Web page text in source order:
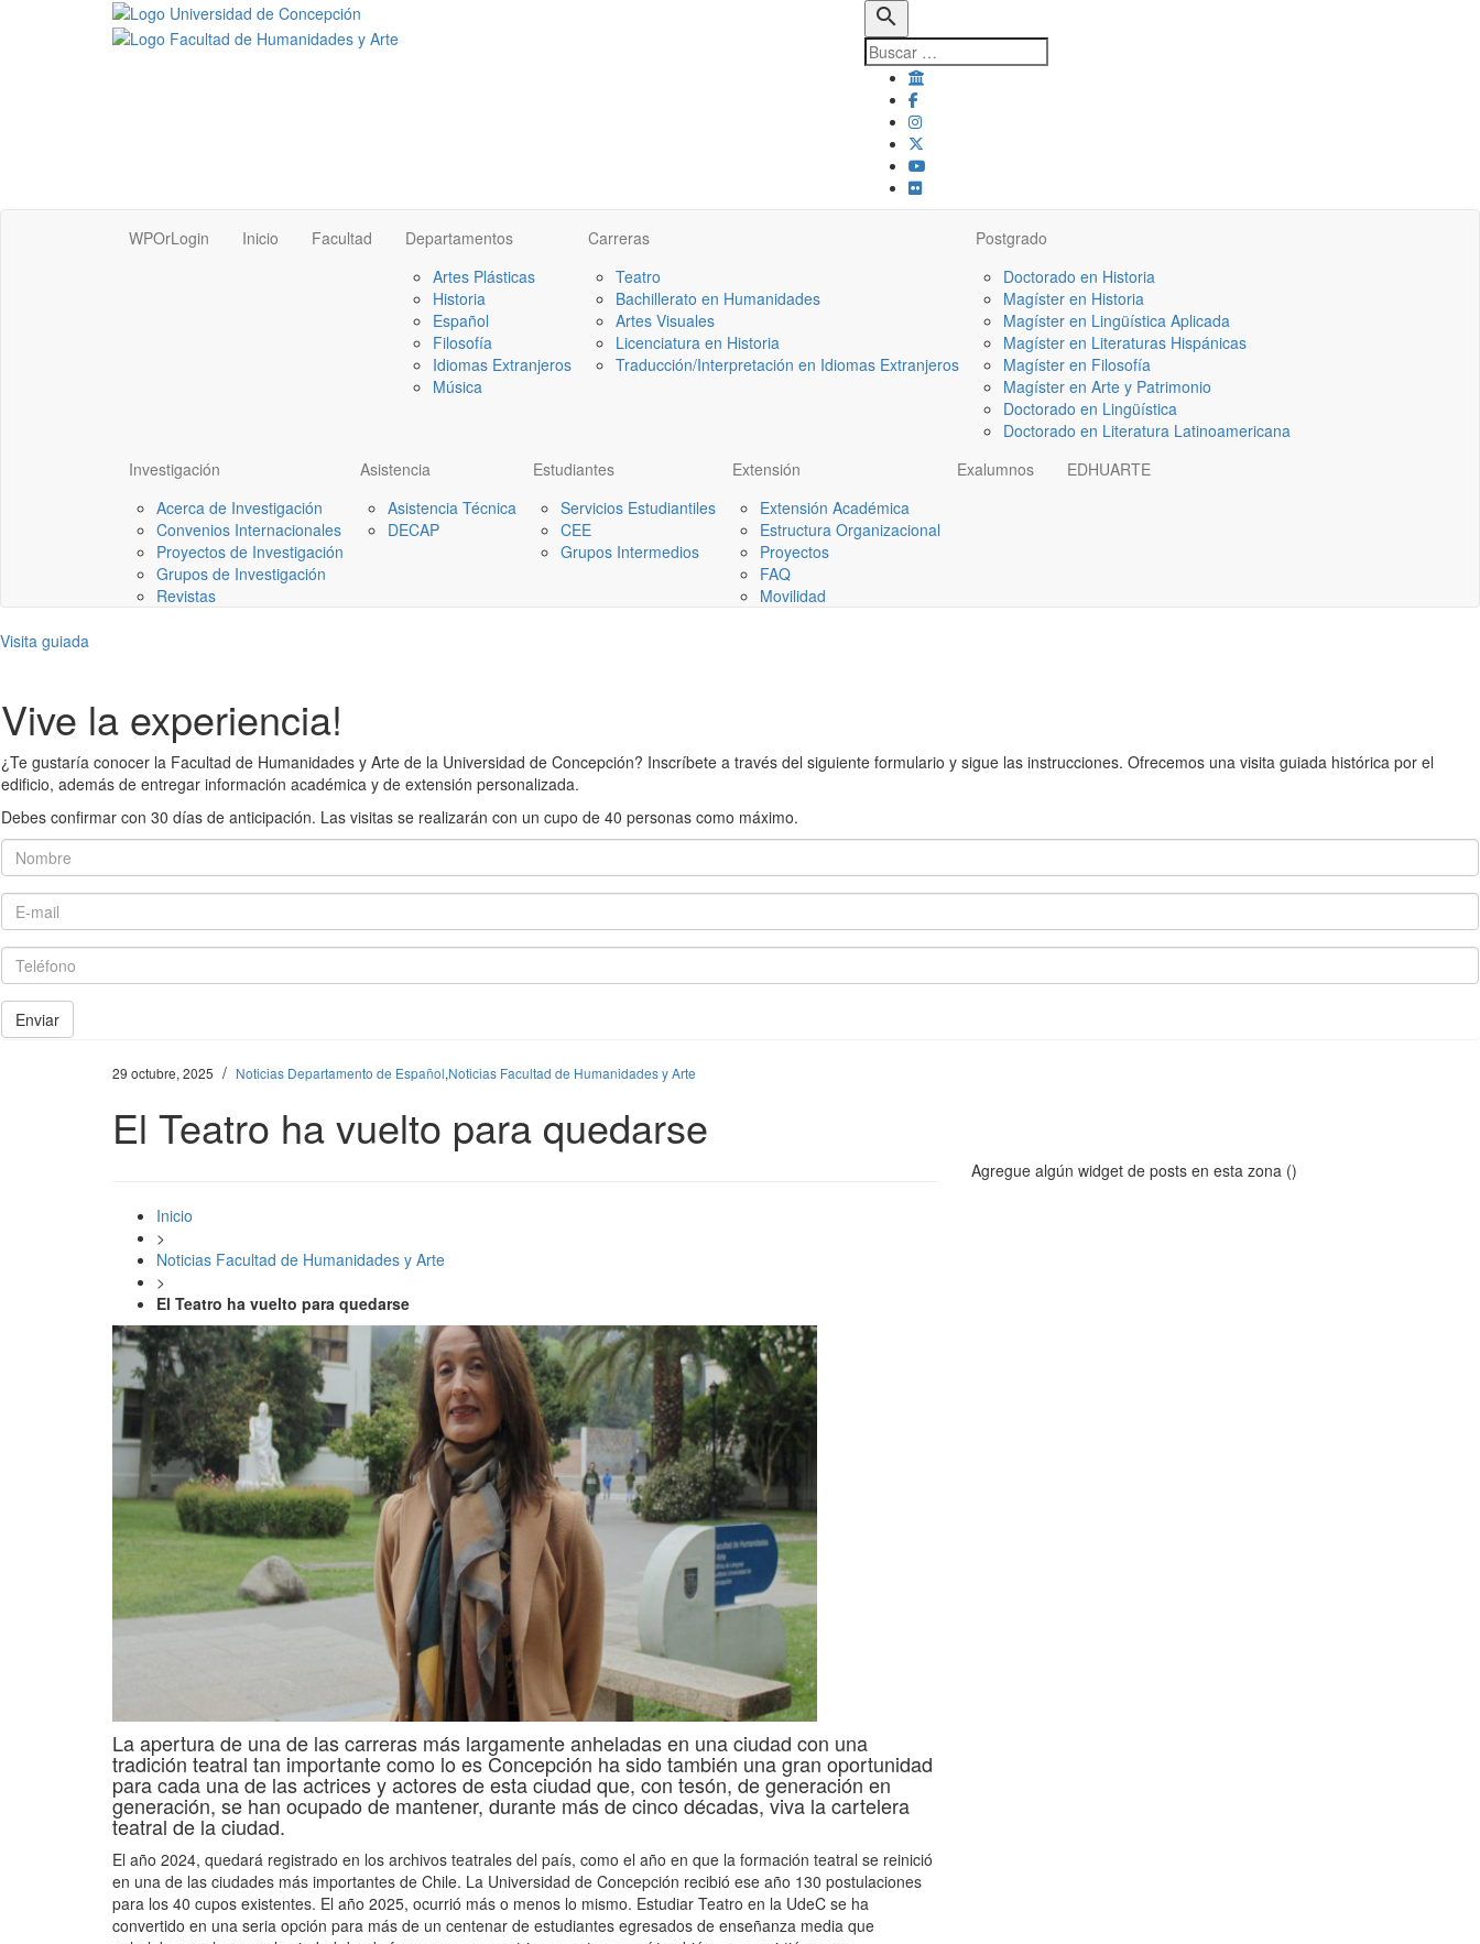
search
WPOrLogin Inicio Facultad
Departamentos
Artes Plásticas
Historia
Español
Filosofía
Idiomas Extranjeros
Música
Carreras
Teatro
Bachillerato en Humanidades
Artes Visuales
Licenciatura en Historia
Traducción/Interpretación en Idiomas Extranjeros
Postgrado
Doctorado en Historia
Magíster en Historia
Magíster en Lingüística Aplicada
Magíster en Literaturas Hispánicas
Magíster en Filosofía
Magíster en Arte y Patrimonio
Doctorado en Lingüística
Doctorado en Literatura Latinoamericana
Investigación
Acerca de Investigación
Convenios Internacionales
Proyectos de Investigación
Grupos de Investigación
Revistas
Asistencia
Asistencia Técnica
DECAP
Estudiantes
Servicios Estudiantiles
CEE
Grupos Intermedios
Extensión
Extensión Académica
Estructura Organizacional
Proyectos
FAQ
Movilidad
Exalumnos EDHUARTE
Visita guiada
Vive la experiencia!
¿Te gustaría conocer la Facultad de Humanidades y Arte de la Universidad de Concepción? Inscríbete a través del siguiente formulario y sigue las instrucciones. Ofrecemos una visita guiada histórica por el
edificio, además de entregar información académica y de extensión personalizada.
Debes confirmar con 30 días de anticipación. Las visitas se realizarán con un cupo de 40 personas como máximo.
Nombre
E-mail
Teléfono
Enviar
29 octubre, 2025 / Noticias Departamento de Español,Noticias Facultad de Humanidades y Arte
El Teatro ha vuelto para quedarse
Inicio
>
Noticias Facultad de Humanidades y Arte
>
El Teatro ha vuelto para quedarse
La apertura de una de las carreras más largamente anheladas en una ciudad con una
tradición teatral tan importante como lo es Concepción ha sido también una gran oportunidad
para cada una de las actrices y actores de esta ciudad que, con tesón, de generación en
generación, se han ocupado de mantener, durante más de cinco décadas, viva la cartelera
teatral de la ciudad.
El año 2024, quedará registrado en los archivos teatrales del país, como el año en que la formación teatral se reinició
en una de las ciudades más importantes de Chile. La Universidad de Concepción recibió ese año 130 postulaciones
para los 40 cupos existentes. El año 2025, ocurrió más o menos lo mismo. Estudiar Teatro en la UdeC se ha
convertido en una seria opción para más de un centenar de estudiantes egresados de enseñanza media que
Agregue algún widget de posts en esta zona ()